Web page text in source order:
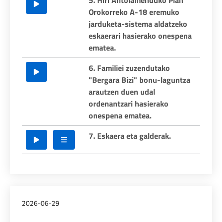
Orokorreko A-18 eremuko
jarduketa-sistema aldatzeko
eskaerari hasierako onespena
ematea.
6. Familiei zuzendutako
"Bergara Bizi" bonu-laguntza
arautzen duen udal
ordenantzari hasierako
onespena ematea.
7. Eskaera eta galderak.
2026-06-29